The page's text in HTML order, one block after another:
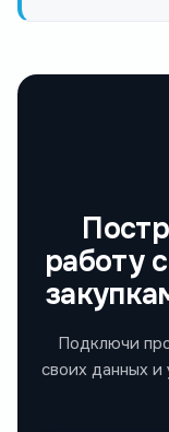
работу
Подключи
своих данных и